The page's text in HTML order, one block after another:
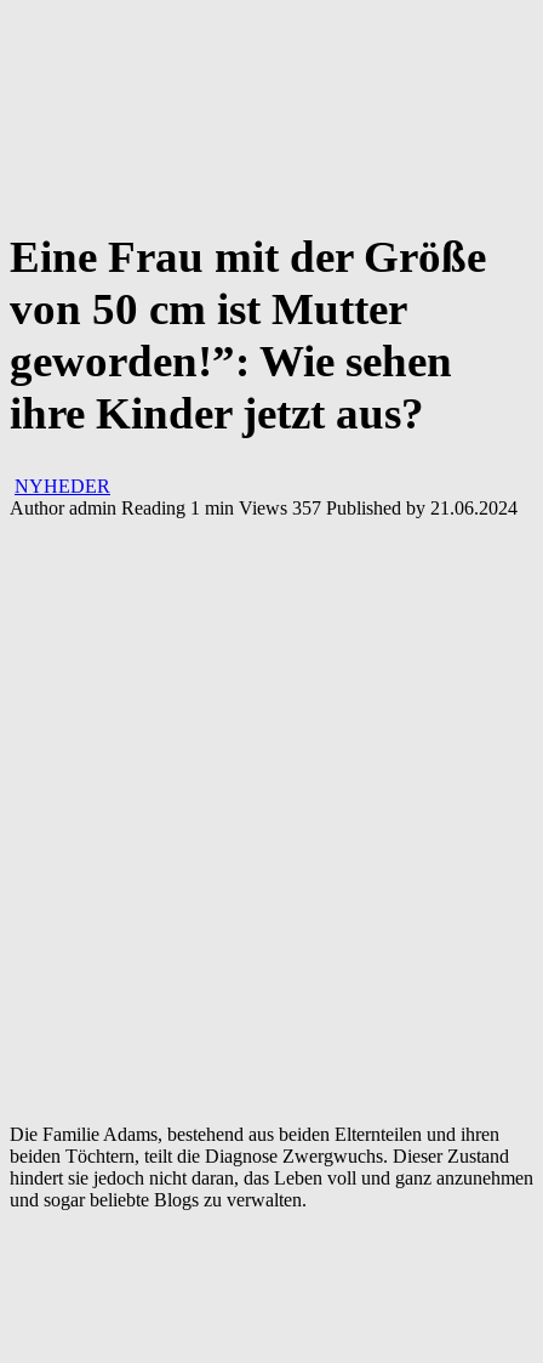
Eine Frau mit der Größe
von 50 cm ist Mutter
geworden!”: Wie sehen
ihre Kinder jetzt aus?
NYHEDER
Author admin Reading 1 min Views 357 Published by 21.06.2024
Die Familie Adams, bestehend aus beiden Elternteilen und ihren
beiden Töchtern, teilt die Diagnose Zwergwuchs. Dieser Zustand
hindert sie jedoch nicht daran, das Leben voll und ganz anzunehmen
und sogar beliebte Blogs zu verwalten.